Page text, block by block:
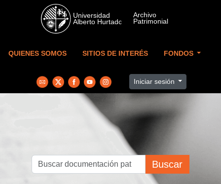
Skip to main content
QUIENES SOMOS SITIOS DE INTERÉS FONDOS
Iniciar sesión
Buscar